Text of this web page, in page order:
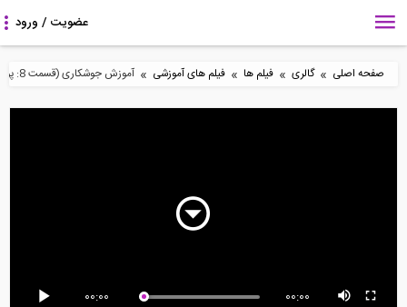
صفحه اصلی » گالری » فیلم ها » فیلم های آموزشی » آموزش جوشکاری (قسمت 8: پوزیشن بالاسری)
تحلیل سازه- نامعین
129:17
21:02
4:03
00:00 00:00